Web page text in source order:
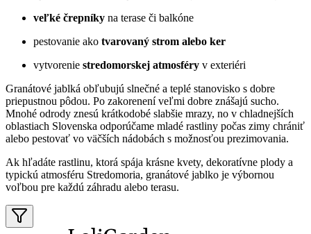
veľké črepníky na terase či balkóne
pestovanie ako tvarovaný strom alebo ker
vytvorenie stredomorskej atmosféry v exteriéri
Granátové jablká obľubujú slnečné a teplé stanovisko s dobre
priepustnou pôdou. Po zakorenení veľmi dobre znášajú sucho.
Mnohé odrody znesú krátkodobé slabšie mrazy, no v chladnejších
oblastiach Slovenska odporúčame mladé rastliny počas zimy chrániť
alebo pestovať vo väčších nádobách s možnosťou prezimovania.
Ak hľadáte rastlinu, ktorá spája krásne kvety, dekoratívne plody a
typickú atmosféru Stredomoria, granátové jablko je výbornou
voľbou pre každú záhradu alebo terasu.